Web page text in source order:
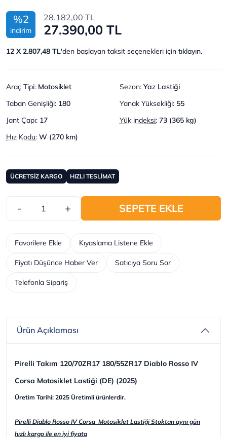
%2
indirim
28.182,00 TL
27.390,00 TL
12 X 2.807,48 TL'den başlayan taksit seçenekleri için tıklayın.
Araç Tipi: Motosiklet Sezon: Yaz Lastiği
Taban Genişliği: 180 Yanak Yüksekliği: 55
Jant Çapı: 17 Yük indeksi: 73 (365 kg)
Hız Kodu: W (270 km)
ÜCRETSİZ KARGO HIZLI TESLİMAT
- + SEPETE EKLE
Telefonla Sipariş
Kıyaslama Listene Ekle
Favorilere Ekle
Fiyatı Düşünce Haber Ver Satıcıya Soru Sor
Ürün Açıklaması
Pirelli Takım 120/70ZR17 180/55ZR17 Diablo Rosso IV
Corsa Motosiklet Lastiği (DE) (2025)
Üretim Tarihi: 2025 Üretimli ürünlerdir.
Pirelli Diablo Rosso IV Corsa Motosiklet Lastiği Stoktan aynı gün
hızlı kargo ile en iyi fiyata